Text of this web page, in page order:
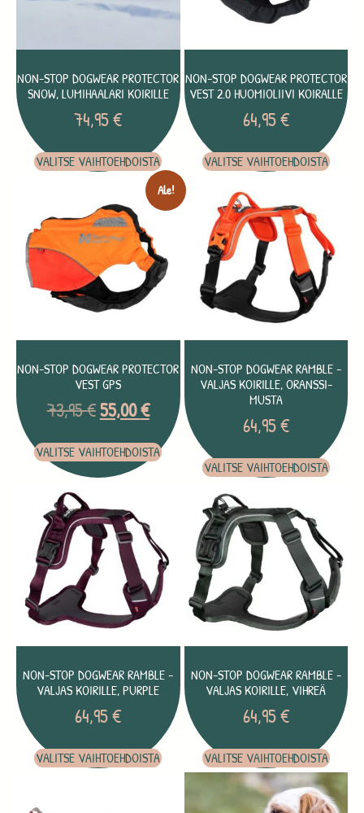
NON-STOP DOGWEAR PROTECTOR
SNOW, LUMIHAALARI KOIRILLE
74,95€
VALITSE VAIHTOEHDOISTA
NON-STOP DOGWEAR PROTECTOR
VEST 2.0 HUOMIOLIIVI KOIRALLE
64,95€
VALITSE VAIHTOEHDOISTA
Ale!
NON-STOP DOGWEAR PROTECTOR
VEST GPS
73,95€ 55,00€
VALITSE VAIHTOEHDOISTA
NON-STOP DOGWEAR RAMBLE -
VALJAS KOIRILLE, ORANSSI-
MUSTA
64,95€
VALITSE VAIHTOEHDOISTA
NON-STOP DOGWEAR RAMBLE -
VALJAS KOIRILLE, PURPLE
64,95€
VALITSE VAIHTOEHDOISTA
NON-STOP DOGWEAR RAMBLE -
VALJAS KOIRILLE, VIHREÄ
64,95€
VALITSE VAIHTOEHDOISTA